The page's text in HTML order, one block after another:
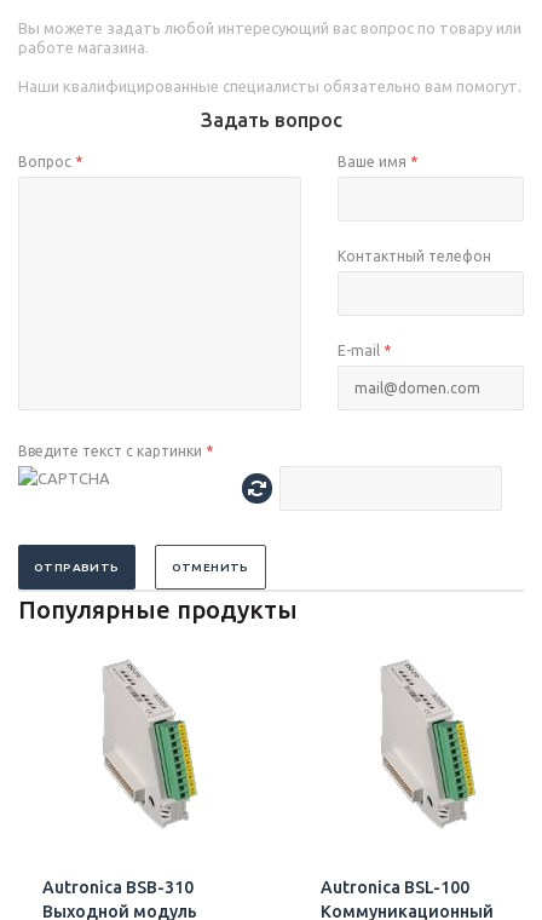
Вы можете задать любой интересующий вас вопрос по товару или
работе магазина.
Наши квалифицированные специалисты обязательно вам помогут.
Задать вопрос
Вопрос * Ваше имя *
Контактный телефон
E-mail *
Введите текст с картинки *
ОТПРАВИТЬ ОТМЕНИТЬ
Популярные продукты
Autronica BSB-310
Выходной модуль
Autronica BSL-100
Коммуникационный